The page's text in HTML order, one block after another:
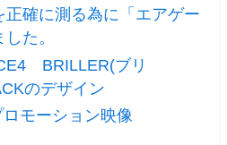
正確に測る為に「エアゲー
た。
BRILLER(ブリ
のデザイン
ロモーション映像